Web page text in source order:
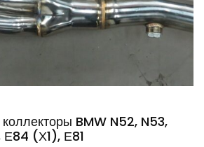
BMW N52, N53,
(Х1), Е81